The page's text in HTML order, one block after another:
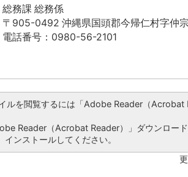
総務課 総務係
〒905-0492 沖縄県国頭郡今帰仁村字仲
電話番号：0980-56-2101
ルを閲覧するには「Adobe Reader（Acrobat
Reader（Acrobat Reader）」ダウンロー
ンストールしてください。